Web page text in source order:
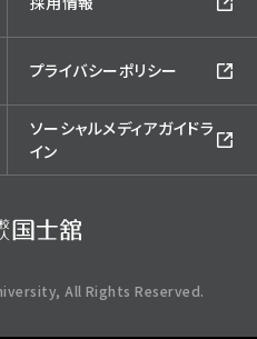
プライバシーポリシー
ソーシャルメディアガイドラ
イン
All Rights Reserved.